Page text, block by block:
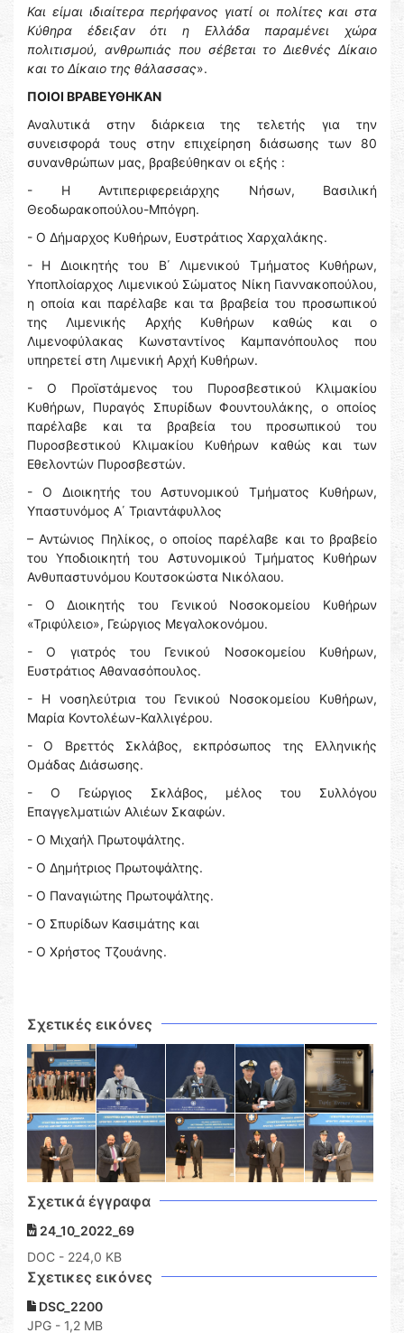
Και είμαι ιδιαίτερα περήφανος γιατί οι πολίτες και στα
Κύθηρα έδειξαν ότι η Ελλάδα παραμένει χώρα
πολιτισμού, ανθρωπιάς που σέβεται το Διεθνές Δίκαιο
και το Δίκαιο της θάλασσας».
ΠΟΙΟΙ ΒΡΑΒΕΥΘΗΚΑΝ
Αναλυτικά στην διάρκεια της τελετής για την
συνεισφορά τους στην επιχείρηση διάσωσης των 80
συνανθρώπων μας, βραβεύθηκαν οι εξής :
- Η Αντιπεριφερειάρχης Νήσων, Βασιλική
Θεοδωρακοπούλου-Μπόγρη.
- Ο Δήμαρχος Κυθήρων, Ευστράτιος Χαρχαλάκης.
- Η Διοικητής του Β΄ Λιμενικού Τμήματος Κυθήρων,
Υποπλοίαρχος Λιμενικού Σώματος Νίκη Γιαννακοπούλου,
η οποία και παρέλαβε και τα βραβεία του προσωπικού
της Λιμενικής Αρχής Κυθήρων καθώς και ο
Λιμενοφύλακας Κωνσταντίνος Καμπανόπουλος που
υπηρετεί στη Λιμενική Αρχή Κυθήρων.
- Ο Προϊστάμενος του Πυροσβεστικού Κλιμακίου
Κυθήρων, Πυραγός Σπυρίδων Φουντουλάκης, ο οποίος
παρέλαβε και τα βραβεία του προσωπικού του
Πυροσβεστικού Κλιμακίου Κυθήρων καθώς και των
Εθελοντών Πυροσβεστών.
- Ο Διοικητής του Αστυνομικού Τμήματος Κυθήρων,
Υπαστυνόμος Α΄ Τριαντάφυλλος
– Αντώνιος Πηλίκος, ο οποίος παρέλαβε και το βραβείο
του Υποδιοικητή του Αστυνομικού Τμήματος Κυθήρων
Ανθυπαστυνόμου Κουτσοκώστα Νικόλαου.
- Ο Διοικητής του Γενικού Νοσοκομείου Κυθήρων
«Τριφύλειο», Γεώργιος Μεγαλοκονόμου.
- Ο γιατρός του Γενικού Νοσοκομείου Κυθήρων,
Ευστράτιος Αθανασόπουλος.
- Η νοσηλεύτρια του Γενικού Νοσοκομείου Κυθήρων,
Μαρία Κοντολέων-Καλλιγέρου.
- Ο Βρεττός Σκλάβος, εκπρόσωπος της Ελληνικής
Ομάδας Διάσωσης.
- Ο Γεώργιος Σκλάβος, μέλος του Συλλόγου
Επαγγελματιών Αλιέων Σκαφών.
- Ο Μιχαήλ Πρωτοψάλτης.
- Ο Δημήτριος Πρωτοψάλτης.
- Ο Παναγιώτης Πρωτοψάλτης.
- Ο Σπυρίδων Κασιμάτης και
- Ο Χρήστος Τζουάνης.
Σχετικές εικόνες
Σχετικά έγγραφα
24_10_2022_69
DOC - 224,0 KB
Σχετικες εικόνες
DSC_2200
JPG - 1,2 MB